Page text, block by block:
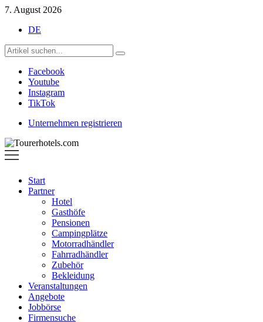
7. August 2026
DE
Facebook
Youtube
Instagram
TikTok
Unternehmen registrieren
Tourerhotels.com
Start
Partner
Hotel
Gasthöfe
Pensionen
Campingplätze
Motorradhändler
Fahrradhändler
Zubehör
Bekleidung
Veranstaltungen
Angebote
Jobbörse
Firmensuche